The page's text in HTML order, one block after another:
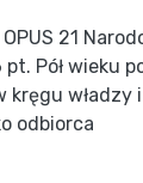
21
Pół wieku
kręgu
odbiorca